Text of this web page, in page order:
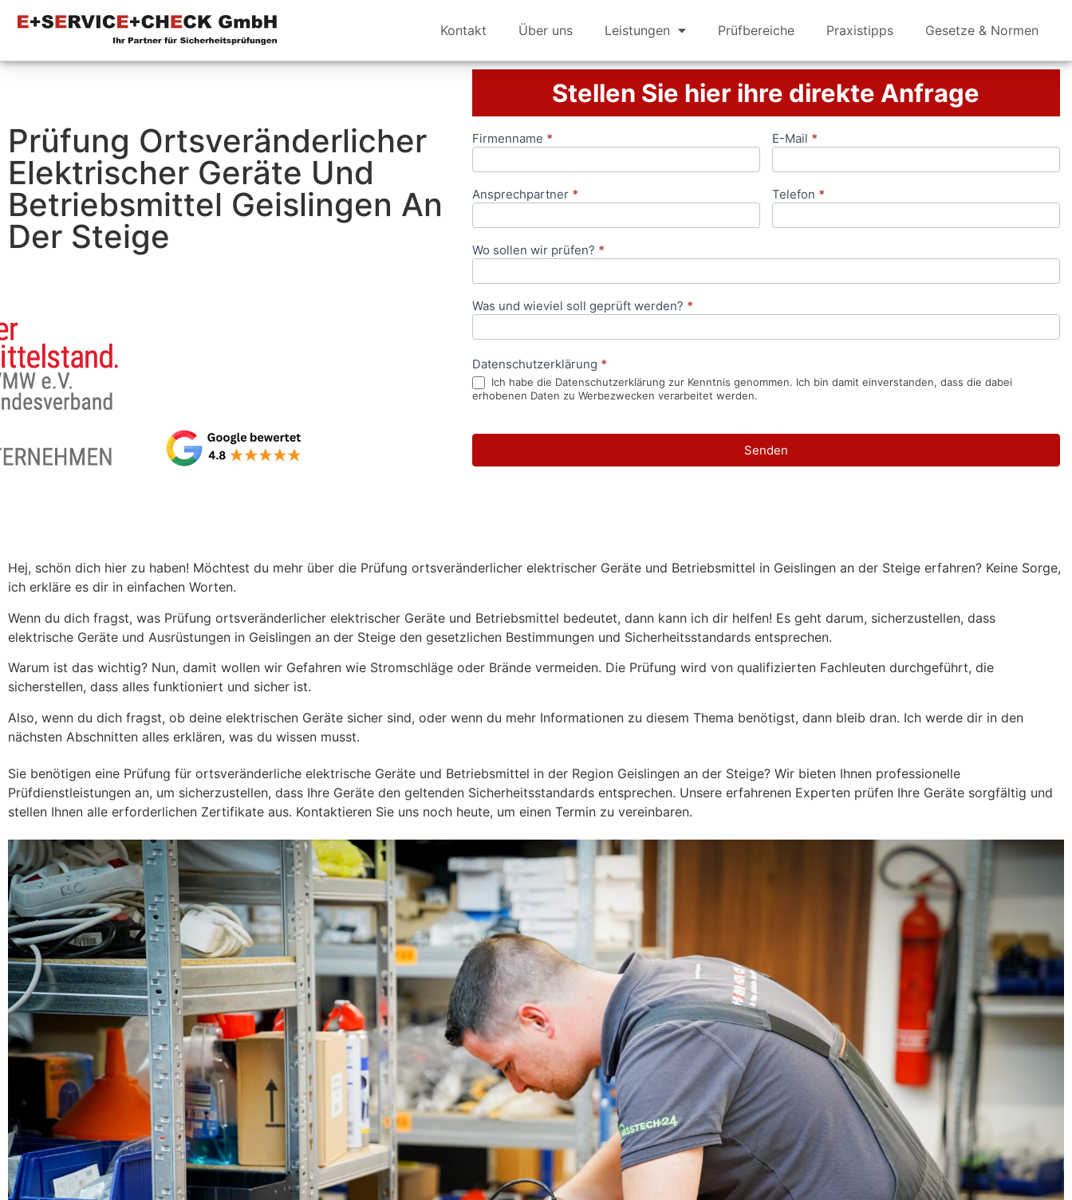
Kontakt Über uns Leistungen Prüfbereiche Praxistipps Gesetze & Normen
Prüfung Ortsveränderlicher
Elektrischer Geräte Und
Betriebsmittel Geislingen An
Der Steige
Stellen Sie hier ihre direkte Anfrage
Anfrageformular
Firmenname * E-Mail *
Ansprechpartner * Telefon *
Wo sollen wir prüfen? *
Was und wieviel soll geprüft werden? *
Datenschutzerklärung *
Ich habe die Datenschutzerklärung zur Kenntnis genommen. Ich bin damit einverstanden, dass die dabei
erhobenen Daten zu Werbezwecken verarbeitet werden.
Senden
Hej, schön dich hier zu haben! Möchtest du mehr über die Prüfung ortsveränderlicher elektrischer Geräte und Betriebsmittel in Geislingen an der Steige erfahren? Keine Sorge,
ich erkläre es dir in einfachen Worten.
Wenn du dich fragst, was Prüfung ortsveränderlicher elektrischer Geräte und Betriebsmittel bedeutet, dann kann ich dir helfen! Es geht darum, sicherzustellen, dass
elektrische Geräte und Ausrüstungen in Geislingen an der Steige den gesetzlichen Bestimmungen und Sicherheitsstandards entsprechen.
Warum ist das wichtig? Nun, damit wollen wir Gefahren wie Stromschläge oder Brände vermeiden. Die Prüfung wird von qualifizierten Fachleuten durchgeführt, die
sicherstellen, dass alles funktioniert und sicher ist.
Also, wenn du dich fragst, ob deine elektrischen Geräte sicher sind, oder wenn du mehr Informationen zu diesem Thema benötigst, dann bleib dran. Ich werde dir in den
nächsten Abschnitten alles erklären, was du wissen musst.
Sie benötigen eine Prüfung für ortsveränderliche elektrische Geräte und Betriebsmittel in der Region Geislingen an der Steige? Wir bieten Ihnen professionelle
Prüfdienstleistungen an, um sicherzustellen, dass Ihre Geräte den geltenden Sicherheitsstandards entsprechen. Unsere erfahrenen Experten prüfen Ihre Geräte sorgfältig und
stellen Ihnen alle erforderlichen Zertifikate aus. Kontaktieren Sie uns noch heute, um einen Termin zu vereinbaren.